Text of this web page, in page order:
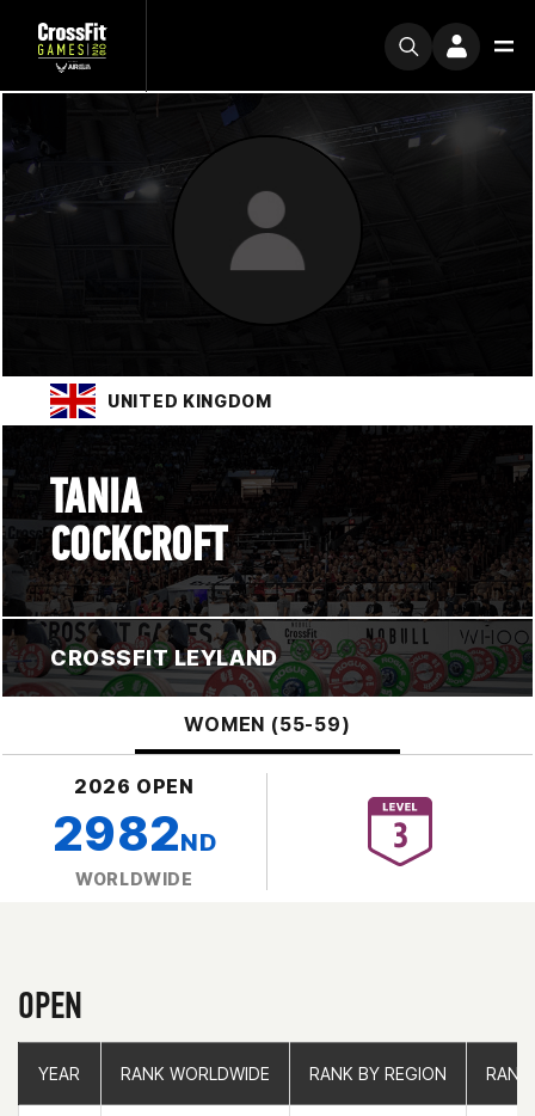
UNITED KINGDOM
TANIA
COCKCROFT
CROSSFIT LEYLAND
WOMEN (55-59)
2026 OPEN
2982ND
WORLDWIDE
OPEN
YEAR RANK WORLDWIDE RANK BY REGION
YEAR RANK WORLDWIDE RANK BY REGION